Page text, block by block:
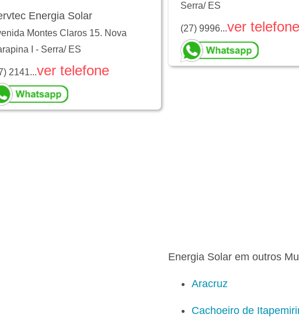
Energia Solar
Montes Claros 15. Nova
I
- Serra/ ES
2141...ver telefone
Serra/ ES
(27) 9996...ver telefone
Energia Solar em outros
Aracruz
Cachoeiro de